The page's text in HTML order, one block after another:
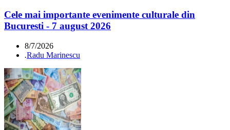
Cele mai importante evenimente culturale din
Bucuresti - 7 august 2026
8/7/2026
.Radu Marinescu